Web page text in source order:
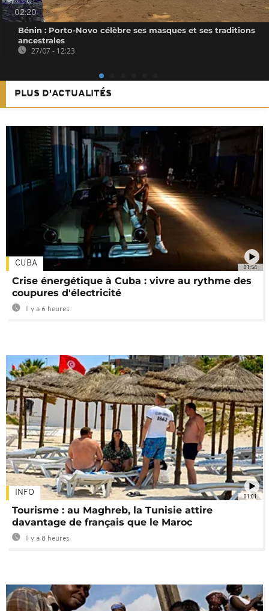
02:20
Bénin : Porto-Novo célèbre ses masques et ses traditions
ancestrales
27/07 - 12:23
PLUS D'ACTUALITÉS
01:54
CUBA
Crise énergétique à Cuba : vivre au rythme des
coupures d'électricité
Il y a 6 heures
01:01
INFO
Tourisme : au Maghreb, la Tunisie attire
davantage de français que le Maroc
Il y a 8 heures